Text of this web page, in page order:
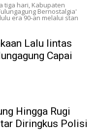
tiga hari, Kabupaten
Bernostalgia'
era 90-an melalui stan
Lalu lintas
Capai
Hingga Rugi
Diringkus Polisi